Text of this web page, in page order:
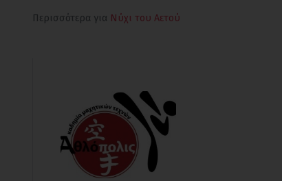
Περισσότερα για Νύχι του Αετού